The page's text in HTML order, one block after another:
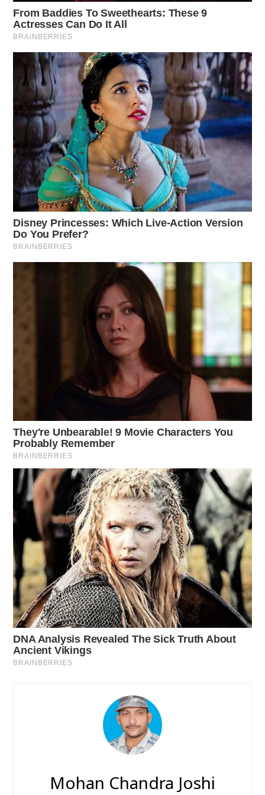
Mohan Chandra Joshi